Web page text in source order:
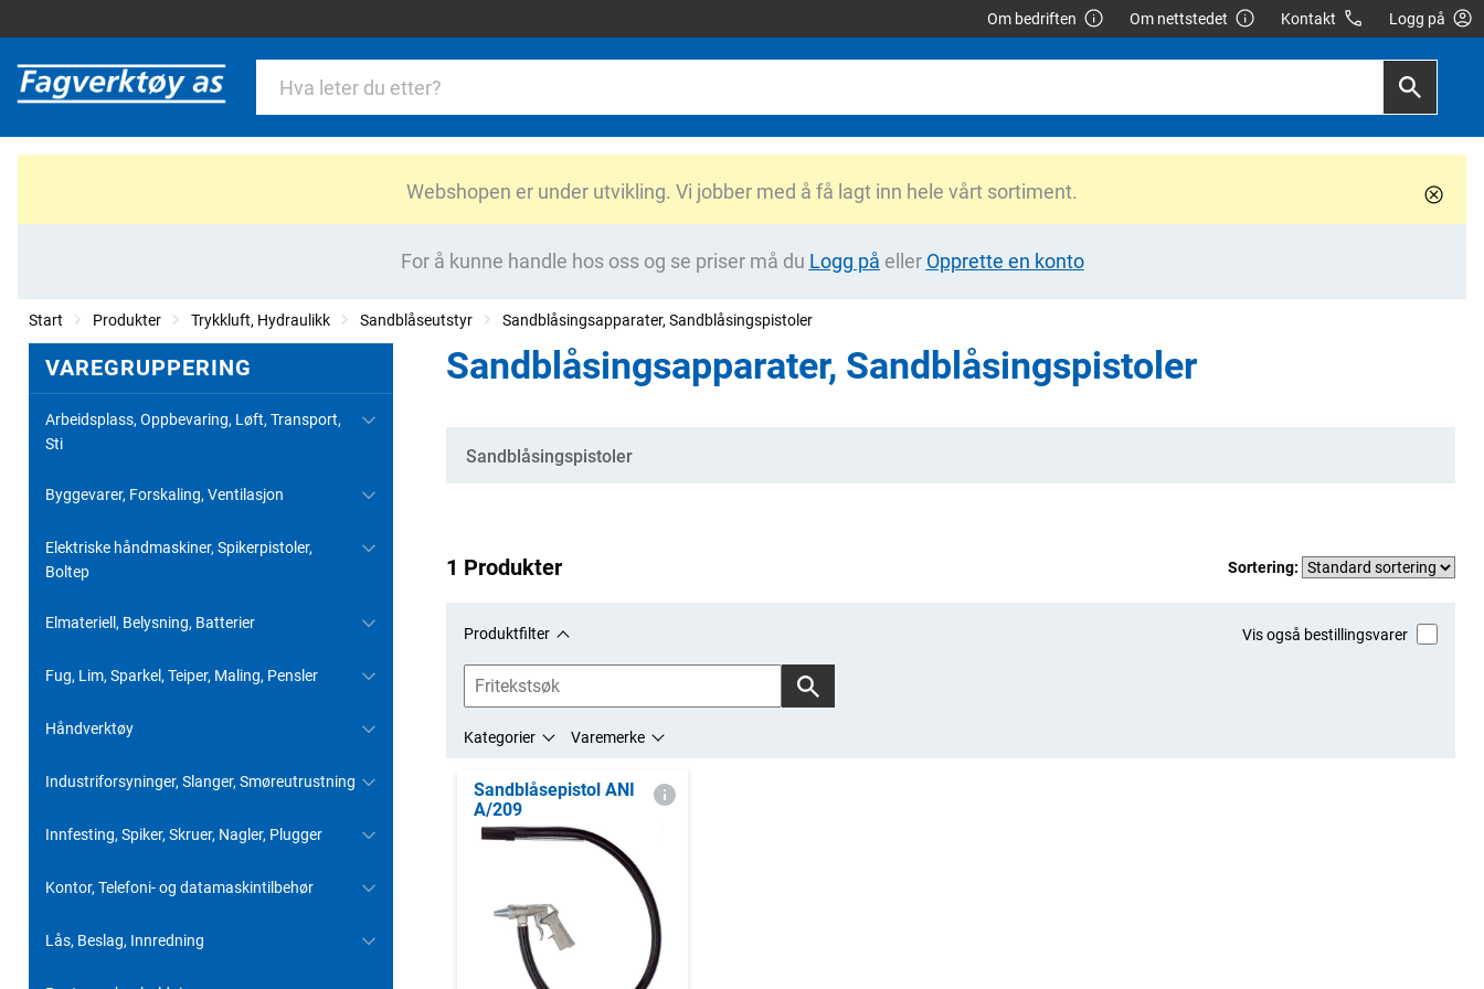
Om bedriften Om nettstedet Kontakt Logg på
Webshopen er under utvikling. Vi jobber med å få lagt inn hele vårt sortiment.
For å kunne handle hos oss og se priser må du Logg på eller Opprette en konto
Start Produkter Trykkluft, Hydraulikk Sandblåseutstyr Sandblåsingsapparater, Sandblåsingspistoler
VAREGRUPPERING
Arbeidsplass, Oppbevaring, Løft, Transport,
Sti
Byggevarer, Forskaling, Ventilasjon
Elektriske håndmaskiner, Spikerpistoler,
Boltep
Elmateriell, Belysning, Batterier
Fug, Lim, Sparkel, Teiper, Maling, Pensler
Håndverktøy
Industriforsyninger, Slanger, Smøreutrustning
Innfesting, Spiker, Skruer, Nagler, Plugger
Kontor, Telefoni- og datamaskintilbehør
Lås, Beslag, Innredning
Sandblåsingsapparater, Sandblåsingspistoler
Kategorier
Sandblåsingspistoler
1 Produkter Sortering:
Produktfilter Vis også bestillingsvarer
Kategorier Varemerke
Sandblåsepistol ANI
A/209